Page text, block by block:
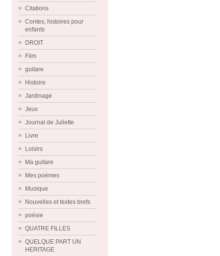
Citations
Contes, histoires pour
enfants
DROIT
Film
guitare
Histoire
Jardinage
Jeux
Journal de Juliette
Livre
Loisirs
Ma guitare
Mes poèmes
Musique
Nouvelles et textes brefs
poésie
QUATRE FILLES
QUELQUE PART UN
HERITAGE